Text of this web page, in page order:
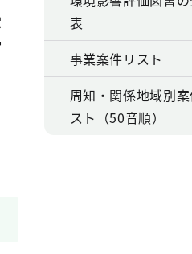
表
事業案件リスト
周知・関係地域別案
スト（50音順）